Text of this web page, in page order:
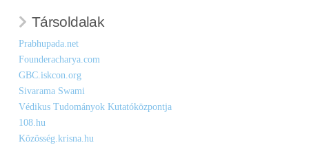
Társoldalak
Prabhupada.net
Founderacharya.com
GBC.iskcon.org
Sivarama Swami
Védikus Tudományok Kutatóközpontja
108.hu
Közösség.krisna.hu